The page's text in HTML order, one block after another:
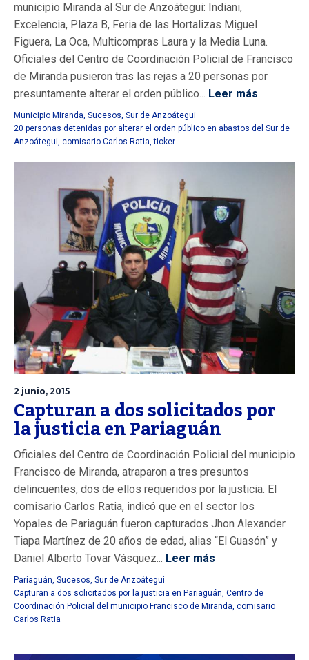
municipio Miranda al Sur de Anzoátegui: Indiani,
Excelencia, Plaza B, Feria de las Hortalizas Miguel
Figuera, La Oca, Multicompras Laura y la Media Luna.
Oficiales del Centro de Coordinación Policial de Francisco
de Miranda pusieron tras las rejas a 20 personas por
presuntamente alterar el orden público... Leer más
Municipio Miranda, Sucesos, Sur de Anzoátegui
20 personas detenidas por alterar el orden público en abastos del Sur de
Anzoátegui, comisario Carlos Ratia,ticker
2 junio, 2015
Capturan a dos solicitados por
la justicia en Pariaguán
Oficiales del Centro de Coordinación Policial del municipio
Francisco de Miranda, atraparon a tres presuntos
delincuentes, dos de ellos requeridos por la justicia. El
comisario Carlos Ratia, indicó que en el sector los
Yopales de Pariaguán fueron capturados Jhon Alexander
Tiapa Martínez de 20 años de edad, alias “El Guasón” y
Daniel Alberto Tovar Vásquez... Leer más
Pariaguán Sucesos Sur de Anzoátegui
Capturan a dos solicitados por la justicia en Pariaguán Centro de
Coordinación Policial del municipio Francisco de Miranda comisario
Carlos Ratia